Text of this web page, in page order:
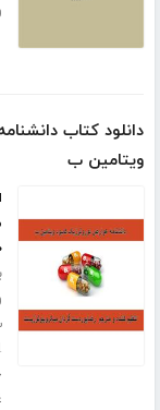
دانلود کتاب
ویتامین ب